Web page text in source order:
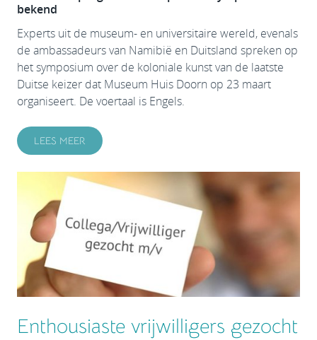
bekend
Experts uit de museum- en universitaire wereld, evenals
de ambassadeurs van Namibië en Duitsland spreken op
het symposium over de koloniale kunst van de laatste
Duitse keizer dat Museum Huis Doorn op 23 maart
organiseert. De voertaal is Engels.
LEES MEER
Enthousiaste vrijwilligers gezocht